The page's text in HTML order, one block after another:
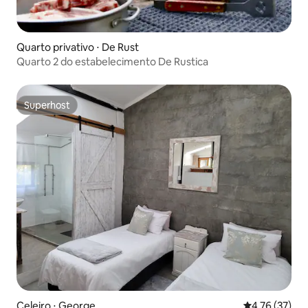
Quarto privativo ⋅ De Rust
Quarto 2 do estabelecimento De Rustica
Superhost
Superhost